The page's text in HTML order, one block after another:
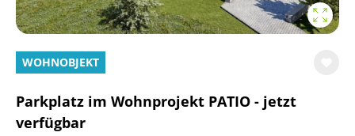
WOHNOBJEKT
Parkplatz im Wohnprojekt PATIO - jetzt
verfügbar